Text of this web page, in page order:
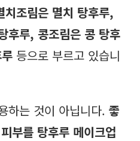
조림은 멸치 탕후루,
후루, 콩조림은 콩 탕후
등으로 부르고 있습니
하는 것이 아닙니다. 좋
부를 탕후루 메이크업